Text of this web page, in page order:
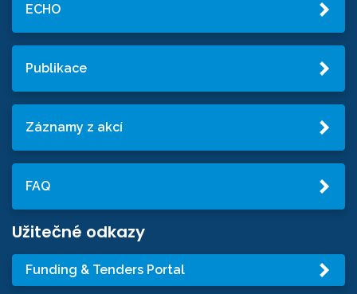
ECHO
Publikace
Záznamy z akcí
FAQ
Užitečné odkazy
Funding & Tenders Portal